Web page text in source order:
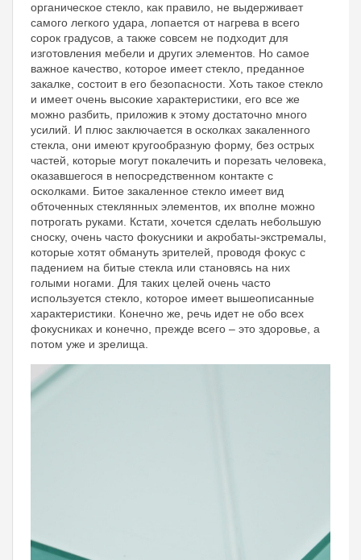
органическое стекло, как правило, не выдерживает
самого легкого удара, лопается от нагрева в всего
сорок градусов, а также совсем не подходит для
изготовления мебели и других элементов. Но самое
важное качество, которое имеет стекло, преданное
закалке, состоит в его безопасности. Хоть такое стекло
и имеет очень высокие характеристики, его все же
можно разбить, приложив к этому достаточно много
усилий. И плюс заключается в осколках закаленного
стекла, они имеют кругообразную форму, без острых
частей, которые могут покалечить и порезать человека,
оказавшегося в непосредственном контакте с
осколками. Битое закаленное стекло имеет вид
обточенных стеклянных элементов, их вполне можно
потрогать руками. Кстати, хочется сделать небольшую
сноску, очень часто фокусники и акробаты-экстремалы,
которые хотят обмануть зрителей, проводя фокус с
падением на битые стекла или становясь на них
голыми ногами. Для таких целей очень часто
используется стекло, которое имеет вышеописанные
характеристики. Конечно же, речь идет не обо всех
фокусниках и конечно, прежде всего – это здоровье, а
потом уже и зрелища.